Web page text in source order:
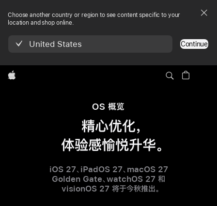
Choose another country or region to see content specific to your
location and shop online.
United States Continue
Apple
OS 概览
精心优化，
体验感愉悦升华。
iOS 27、iPadOS 27、macOS 27
Golden Gate、watchOS 27 和
visionOS 27 将于今秋推出。